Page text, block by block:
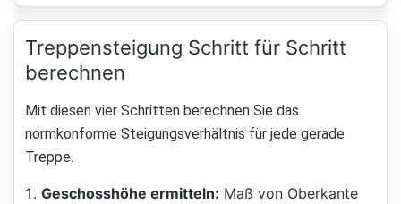
Treppensteigung Schritt für Schritt
berechnen
Mit diesen vier Schritten berechnen Sie das
normkonforme Steigungsverhältnis für jede gerade
Treppe.
Geschosshöhe ermitteln: Maß von Oberkante